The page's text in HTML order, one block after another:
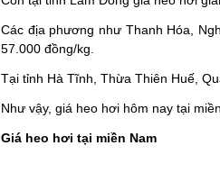
Các địa phương như Thanh Hóa,
57.000 đồng/kg.
Tại tỉnh Hà Tĩnh, Thừa Thiên Huế,
Như vậy, giá heo hơi hôm nay tại
Giá heo hơi tại miền Nam